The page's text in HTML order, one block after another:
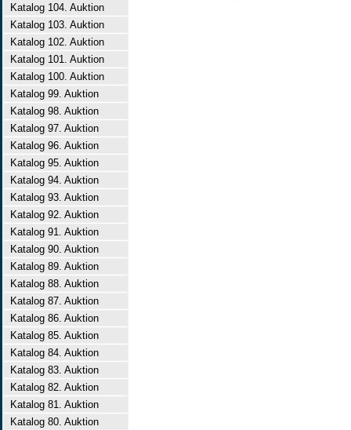
Katalog 104. Auktion
Katalog 103. Auktion
Katalog 102. Auktion
Katalog 101. Auktion
Katalog 100. Auktion
Katalog 99. Auktion
Katalog 98. Auktion
Katalog 97. Auktion
Katalog 96. Auktion
Katalog 95. Auktion
Katalog 94. Auktion
Katalog 93. Auktion
Katalog 92. Auktion
Katalog 91. Auktion
Katalog 90. Auktion
Katalog 89. Auktion
Katalog 88. Auktion
Katalog 87. Auktion
Katalog 86. Auktion
Katalog 85. Auktion
Katalog 84. Auktion
Katalog 83. Auktion
Katalog 82. Auktion
Katalog 81. Auktion
Katalog 80. Auktion